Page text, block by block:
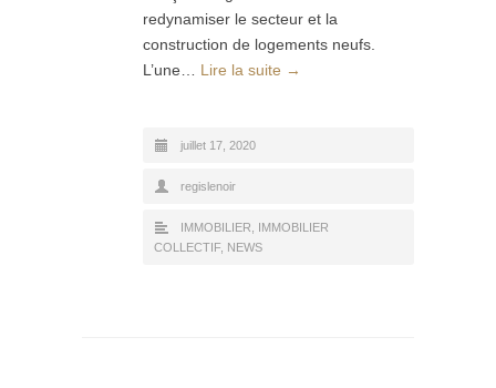
redynamiser le secteur et la
construction de logements neufs.
L’une… Lire la suite →
juillet 17, 2020
regislenoir
IMMOBILIER
IMMOBILIER
COLLECTIF NEWS